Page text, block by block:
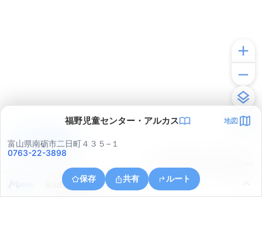
福野児童センター・アルカス 地図
富山県南砺市二日町４３５−１
0763-22-3898
保存 共有 ルート
富山県南砺市野尻
アプリで見る